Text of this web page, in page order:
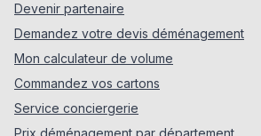
Devenir partenaire
Demandez votre devis déménagement
Mon calculateur de volume
Commandez vos cartons
Service conciergerie